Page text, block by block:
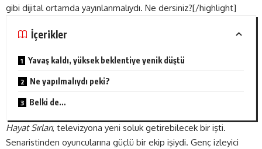
gibi dijital ortamda yayınlanmalıydı. Ne dersiniz?[/highlight]
İçerikler
Yavaş kaldı, yüksek beklentiye yenik düştü
Ne yapılmalıydı peki?
Belki de…
Hayat Sırları, televizyona yeni soluk getirebilecek bir işti.
Senaristinden oyuncularına güçlü bir ekip işiydi. Genç izleyici